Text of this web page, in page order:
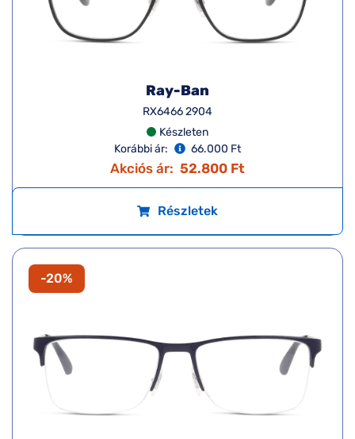
Ray-Ban
RX6466 2904
Készleten
Korábbi ár:
66.000 Ft
Akciós ár: 52.800 Ft
Részletek
-20%